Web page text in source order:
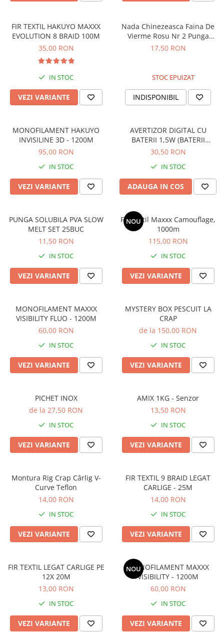
Monturi crap
Accesorii monturi
Pungi PVA
Accesorii diverse
Vartej pescuit
Agrafe pescuit
Rig pescuit
Crosete si burghie pescuit
Foarfeca pescuit
Cleste pescuit
Tub antitangle
Pescuit la Feeder
Echipament de bază
Mulinete feeder
Fire feeder
Cârlige feeder
Momitoare method feeder
Montură feeder
Coșulețe feeder
Accesorii feeder
Nadă și momeală
Nadă feeder
Momeală cârlig feeder
Wafters
Alune tigrate
Semnalizare și suport
Avertizori feeder
Accesorii diverse
Vartej pescuit
Agrafe pescuit
Opritoare pescuit
Cleste pescuit
Tub antitangle
Pescuit la Spinning
Echipament de bază
Lansete spinning
FIR TEXTIL HAKUYO MAXXX
EVOLUTION 8 BRAID 100M
35,00 RON
IN STOC
VEZI VARIANTE
Nada Chinezeasca Faina De
Vierme Rosu Nr 2 Punga
Orange Oldghost 100g
17,50 RON
STOC EPUIZAT
INDISPONIBIL
MONOFILAMENT HAKUYO
INVISILINE 3D - 1200M
95,00 RON
IN STOC
VEZI VARIANTE
AVERTIZOR DIGITAL CU
BATERII 1,5W (BATERII
INCLUSE)
30,50 RON
IN STOC
ADAUGA IN COS
PUNGA SOLUBILA PVA SLOW
MELT SET 25BUC
11,50 RON
IN STOC
VEZI VARIANTE
NOU
Fir Textil Maxxx Camouflage,
1000m
115,00 RON
IN STOC
VEZI VARIANTE
MONOFILAMENT MAXXX
VISIBILITY FLUO - 1200M
60,00 RON
IN STOC
VEZI VARIANTE
MYSTERY BOX PESCUIT LA
CRAP
de la 150,00 RON
IN STOC
VEZI VARIANTE
PICHET INOX
de la 27,50 RON
IN STOC
VEZI VARIANTE
AMIX 1KG - Senzor
13,50 RON
IN STOC
VEZI VARIANTE
Montura Rig Crap Cârlig V-
Curve Teflon
14,00 RON
IN STOC
VEZI VARIANTE
FIR TEXTIL 9 BRAID LEGAT
CARLIGE - 25M
14,00 RON
IN STOC
VEZI VARIANTE
FIR TEXTIL LEGAT CARLIGE PE
12X 20M
13,00 RON
IN STOC
VEZI VARIANTE
NOU
MONOFILAMENT MAXXX
VISIBILITY - 1200M
60,00 RON
IN STOC
VEZI VARIANTE